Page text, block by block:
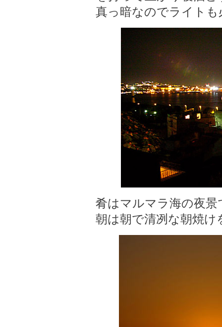
真っ暗なのでライトも
肴はマルマラ海の夜景
朝は朝で清冽な朝焼